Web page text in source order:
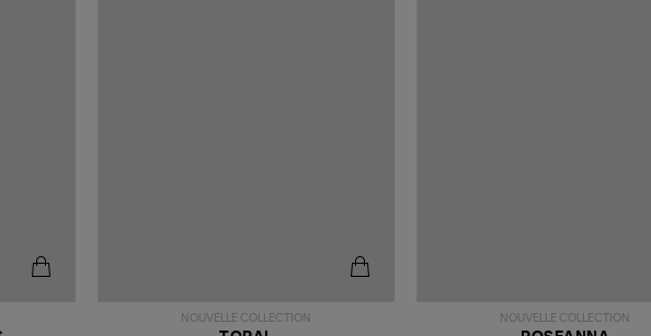
NOUVELLE COLLECTION NOUVELLE COLLECTION